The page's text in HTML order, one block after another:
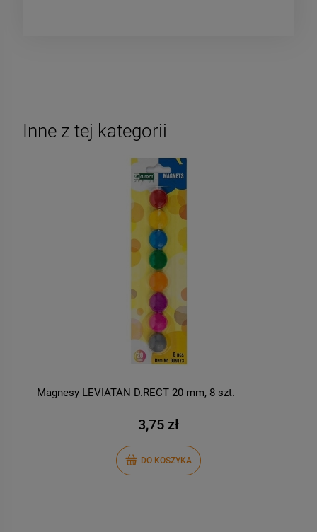
Inne z tej kategorii
Magnesy LEVIATAN D.RECT 20 mm, 8 szt.
3,75 zł
DO KOSZYKA